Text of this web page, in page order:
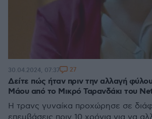
Δείτε πώς ήταν πριν την αλλαγή
Μάου από το Μικρό Ταρανδάκι του
Η τρανς γυναίκα προχώρησε σε
30.04.2024, 07:37 27